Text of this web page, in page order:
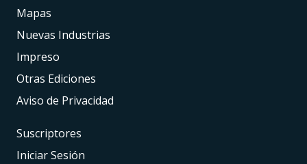
Mapas
Nuevas Industrias
Impreso
Otras Ediciones
Aviso de Privacidad
Suscriptores
Iniciar Sesión